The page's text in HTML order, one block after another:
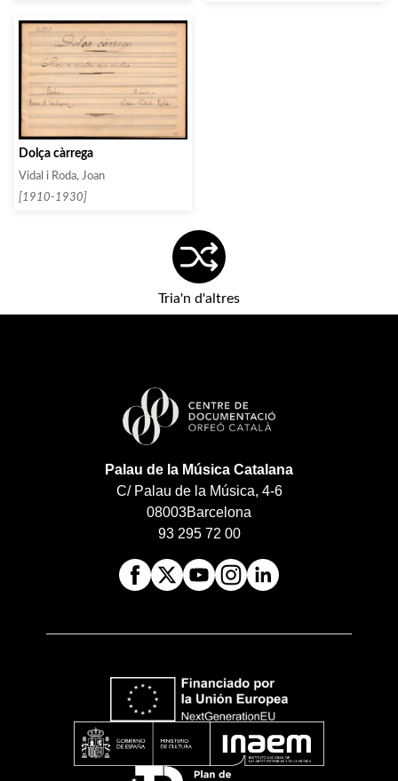
Dolça càrrega
Vidal i Roda, Joan
[1910-1930]
Tria'n d'altres
Palau de la Música Catalana
C/ Palau de la Música, 4-6
08003Barcelona
93 295 72 00